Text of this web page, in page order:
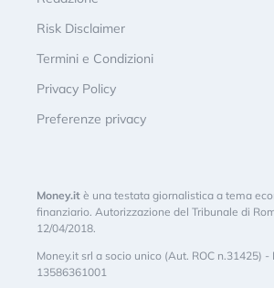
Risk Disclaimer
Termini e Condizioni
Privacy Policy
Preferenze privacy
Money.it è una testata giornalistica a tema
finanziario. Autorizzazione del Tribunale di
12/04/2018.
Money.it srl a socio unico (Aut. ROC n.31425) -
13586361001